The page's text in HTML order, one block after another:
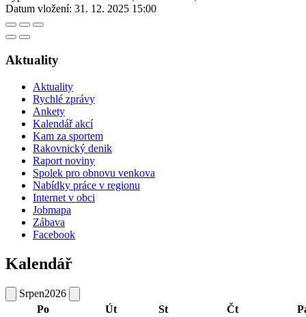
Datum vložení: 31. 12. 2025 15:00
Aktuality
Aktuality
Rychlé zprávy
Ankety
Kalendář akcí
Kam za sportem
Rakovnický denik
Raport noviny
Spolek pro obnovu venkova
Nabídky práce v regionu
Internet v obci
Jobmapa
Zábava
Facebook
Kalendář
Srpen2026
Po
Út St Čt